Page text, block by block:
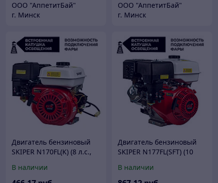
ООО "АппетитБай"
г. Минск
ООО "АппетитБай"
г. Минск
Двигатель бензиновый
SKIPER N170FL(K) (8 л.с.,
х50мм, шпонка 5мм)
В наличии
Двигатель бензиновый
SKIPER N177FL(SFT) (10
вал диам. 25мм х35мм)
В наличии